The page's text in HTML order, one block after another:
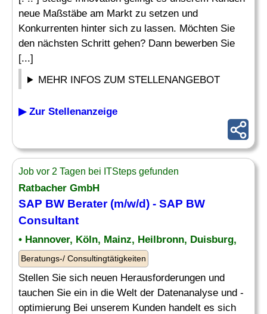
neue Maßstäbe am Markt zu setzen und
Konkurrenten hinter sich zu lassen. Möchten Sie
den nächsten Schritt gehen? Dann bewerben Sie
[...]
MEHR INFOS ZUM STELLENANGEBOT
▶ Zur Stellenanzeige
Job vor 2 Tagen bei ITSteps gefunden
Ratbacher GmbH
SAP BW Berater(m/w/d) - SAP BW
Consultant
• Hannover, Köln, Mainz, Heilbronn, Duisburg,
Beratungs-/ Consultingtätigkeiten
Stellen Sie sich neuen Herausforderungen und
tauchen Sie ein in die Welt der Datenanalyse und -
optimierung Bei unserem Kunden handelt es sich